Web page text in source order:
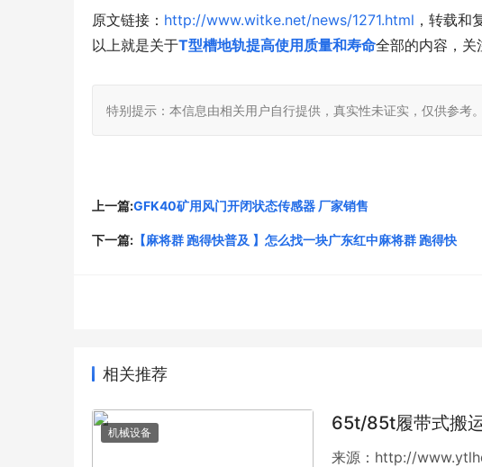
原文链接： http://www.witke.net/news/1271.html ，转载和
以上就是关于T型槽地轨提高使用质量和寿命全部的内容，关
特别提示：本信息由相关用户自行提供，真实性未证实，仅供参考
上一篇:GFK40矿用风门开闭状态传感器 厂家销售
下一篇: 【麻将群 跑得快普及 】怎么找一块广东红中麻将群 跑得快
相关推荐
机械设备 65t/85t履带式搬
来源：http://